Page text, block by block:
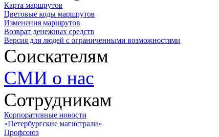
Карта маршрутов
Цветовые коды маршрутов
Изменения маршрутов
Возврат денежных средств
Версия для людей с ограниченными возможностями
Соискателям
СМИ о нас
Сотрудникам
Корпоративные новости
«Петербургские магистрали»
Профсоюз